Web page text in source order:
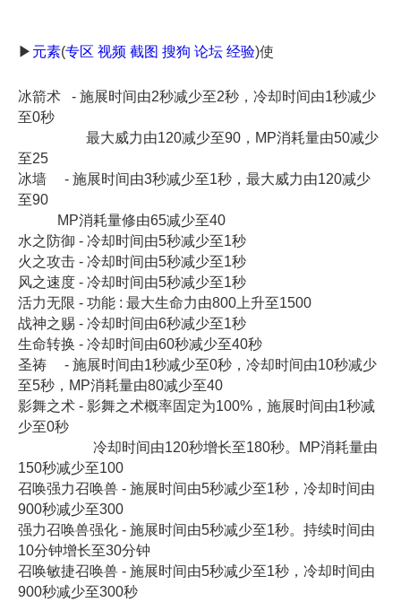
▶ 元素(专区 视频 截图 搜狗 论坛 经验)使
冰箭术 - 施展时间由2秒减少至2秒，冷却时间由1秒减少
至0秒
最大威力由120减少至90，MP消耗量由50减少
至25
冰墙 - 施展时间由3秒减少至1秒，最大威力由120减少
至90
MP消耗量修由65减少至40
水之防御 - 冷却时间由5秒减少至1秒
火之攻击 - 冷却时间由5秒减少至1秒
风之速度 - 冷却时间由5秒减少至1秒
活力无限 - 功能 : 最大生命力由800上升至1500
战神之赐 - 冷却时间由6秒减少至1秒
生命转换 - 冷却时间由60秒减少至40秒
圣祷 - 施展时间由1秒减少至0秒，冷却时间由10秒减少
至5秒，MP消耗量由80减少至40
影舞之术 - 影舞之术概率固定为100%，施展时间由1秒减
少至0秒
冷却时间由120秒增长至180秒。MP消耗量由
150秒减少至100
召唤强力召唤兽 - 施展时间由5秒减少至1秒，冷却时间由
900秒减少至300
强力召唤兽强化 - 施展时间由5秒减少至1秒。持续时间由
10分钟增长至30分钟
召唤敏捷召唤兽 - 施展时间由5秒减少至1秒，冷却时间由
900秒减少至300秒